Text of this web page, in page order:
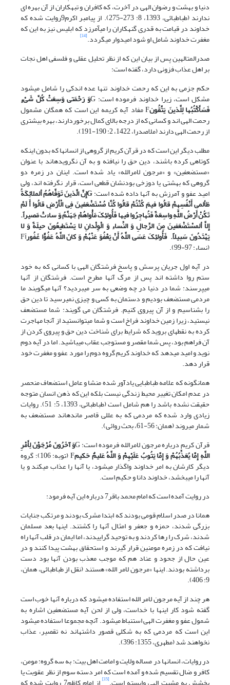
دنیا و بهشت و رضوان الهی در آخرت، که کافران و تبهکاران از آن بهره ای
ندارند (طباطبائی، 1393، 8: 273-275). از پیامبر اکرم9روایت شده که
خداوند در قیامت به قدری گنهکاران را می‏آمرزد که ابلیس نیز به این که
مغفرت خداوند شامل او شود امیدوار می‏گردد.[14]
صدرالمتالهین پس از بیان این که از نظر تحلیل عقلی و فلسفی اهل نجات
بر اهل عذاب فزونی دارد، گفته است:
حکم جزمی به این که رحمت خداوند تنها عده اندکی را شامل می‏شود
مشکل است، زیرا خداوند فرموده است: G وَ رَحْمَتی‏ وَسِعَتْ کُلَّ شَیْ‏ءٍ
فَسَأَکْتُبُها لِلَّذینَ یَتَّقُون F‏ مفاد آیه کریمه این است که همگان مشمول
رحمت الهی اند و کسانی که از درجه بالای کمال برخوردارند، بهره بیشتری
از رحمت الهی دارند (ملاصدرا، 1422، 2: 190-191).
مطلب دیگر این است که در قرآن کریم از گروهی از انسان‏ها که بدون اینکه
کوتاهی کرده باشند، دین حق را نیافته و به آن نگرویده‏اند با عنوان
«مستضعفین» و «مرجون لامرالله» یاد شده است. اینان در زمره دو
گروهی که بهشتی یا دوزخی بودنشان قطعی است، قرار نگرفته اند، ولی
امید عفو و آمرزش به آنها داده شده است:Gإِنَّ الَّذینَ تَوَفَّاهُمُ ألملائِکَةُ
ظألمی‏ أَنْفُسِهِمْ قالُوا فیمَ کُنْتُمْ قالُوا کُنَّا مُسْتَضْعَفینَ فِی الْأَرْضِ قالُوا أَ لَمْ
تَکُنْ أَرْضُ اللَّهِ واسِعَةً فَتُهاجِرُوا فیها فَأُولئِکَ مَأْواهُمْ جَهَنَّمُ وَ ساءَتْ مَصیراً.
إِلاَّ ألمسْتَضْعَفینَ مِنَ الرِّجالِ وَ النِّساءِ وَ الْوِلْدانِ لا یَسْتَطیعُونَ حیلَةً وَ لا
یَهْتَدُونَ سَبیلاً. فَأُولئِکَ عَسَى اللَّهُ أَنْ یَعْفُوَ عَنْهُمْ وَ کانَ اللَّهُ عَفُوًّا غَفُوراًF
(نساء: 97-99).
در آیه اول جریان پرسش و پاسخ فرشتگان الهی با کسانی که به خود
ستم روا داشته اند پس از مرگ آنها مطرح است. فرشتگان از آنها
می‏پرسند: شما در دنیا در چه وضعی به سر می‏بردید؟ آنها می‏گویند ما
مردمی مستضعف بودیم و دستمان به کسی و چیزی نمی‏رسید تا دین حق
را بشناسیم و از آن پیروی کنیم. فرشتگان می گویند: شما مستضعف
نیستید، زیرا زمین خداوند فراخ است و شما می‏توانستید از آنجا مهاجرت
کرده به نقطه‏ای بروید که شرایط برای شناخت دین حق و پیروی کردن از
آن فراهم بود، پس شما مقصر و مستوجب عقاب می‏باشید. اما در آیه دوم
نوید و امید می‏دهد که خداوند کریم گروه دوم را مورد عفو و مغفرت خود
قرار دهد.
همان‏گونه که علامه طباطبایی یادآور شده منشا و عامل استضعاف منحصر
در عدم امکان تغییر محیط زندگی نیست بلکه این که ذهن انسان متوجه
حقیقت نشده باشد را هم شامل است (طباطبائی، 1393، 5: 51). روایات
زیادی وارد شده که مردمی که به عللی قاصر مانده‏اند مستضعف به
شمار می‏روند (همان: 56-61، بحث روائی).
قرآن کریم درباره مرجون لامرالله فرموده است: G وَ آخَرُونَ مُرْجَوْنَ لِأَمْرِ
اللَّهِ إِمَّا یُعَذِّبُهُمْ وَ إِمَّا یَتُوبُ عَلَیْهِمْ وَ اللَّهُ عَلیمٌ حَکیم F‏ (توبه: 106)؛ گروه
دیگر کارشان به امر خداوند واگذار می‏شود، یا آنها را عذاب می‏کند و یا
آنها را می‏بخشد، خداوند دانا و حکیم است.
در روایت آمده است که امام محمد باقر7 درباره این آیه فرمود:
همانا در صدر اسلام قومی بودند که ابتدا مشرک بودند و مرتکب جنایات
بزرگی شدند، حمزه و جعفر و امثال آنها را کشتند. اینها بعد مسلمان
شدند، شرک را رها کردند و به توحید گراییدند، اما ایمان در قلب آنها راه
نیافت که در زمره مومنین قرار گیرند و استحقاق بهشت پیدا کنند و در
عین حال از جحود و عناد هم که موجب معذب بودن آنها بود دست
برداشته بودند. اینها «مرجون لامر الله» هستند (نقل از طباطبائی، همان،
9: 406).
هر چند از آیه مرجون لامر الله استفاده می‏شود که درباره آنها خوب است
گفته شود کار اینها با خداست، ولی از لحن آیه مستضعفین اشاره به
شمول عفو و مغفرت الهی استنباط می‏شود. آنچه مجموعا استفاده می‏شود
این است که مردمی که به شکلی قصور داشته‏اند نه تقصیر، عذاب
نخواهند شد (مطهری، 1355: 396).
در روایات، انسان‏ها در مساله ولایت و امامت اهل بیت: به سه گروه: مومن،
کافر و ضال تقسیم شده و آمده است که امر دسته سوم از نظر عقوبت یا
[15]